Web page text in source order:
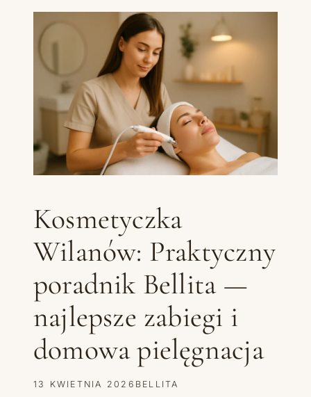
Kosmetyczka
Wilanów: Praktyczny
poradnik Bellita —
najlepsze zabiegi i
domowa pielęgnacja
13 KWIETNIA 2026 BELLITA